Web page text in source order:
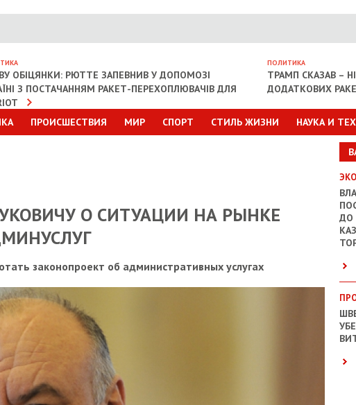
ОБІЦЯНКИ: РЮТТЕ ЗАПЕВНИВ У ДОПОМОЗІ
З ПОСТАЧАННЯМ РАКЕТ-ПЕРЕХОПЛЮВАЧІВ ДЛЯ
ПОЛИТИКА
ТРАМП СКАЗАВ –
ДОДАТКОВИХ
ПРОИСШЕСТВИЯ МИР СПОРТ СТИЛЬ ЖИЗНИ НАУКА И
ДО
О СИТУАЦИИ НА РЫНКЕ
законопроект об административных услугах